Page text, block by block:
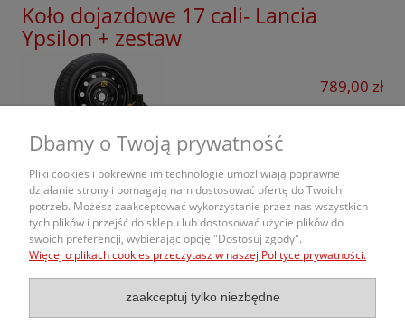
Koło dojazdowe 17 cali- Lancia
Ypsilon + zestaw
789,00 zł
O nas
Obsługa Zamówień
Informacje
Dbamy o Twoją prywatność
Pliki cookies i pokrewne im technologie umożliwiają poprawne
działanie strony i pomagają nam dostosować ofertę do Twoich
potrzeb. Możesz zaakceptować wykorzystanie przez nas wszystkich
tych plików i przejść do sklepu lub dostosować użycie plików do
swoich preferencji, wybierając opcję "Dostosuj zgody".
Więcej o plikach cookies przeczytasz w naszej Polityce prywatności.
zaakceptuj tylko niezbędne